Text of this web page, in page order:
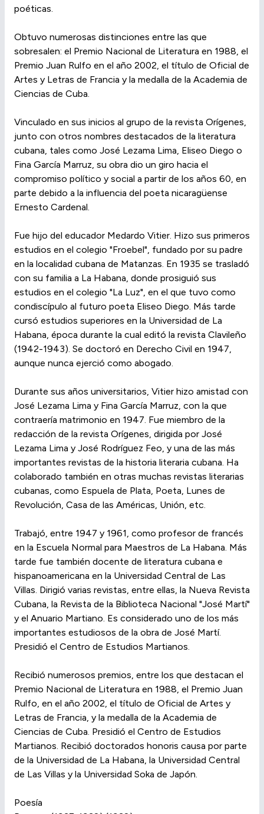
poéticas.
Obtuvo numerosas distinciones entre las que
sobresalen: el Premio Nacional de Literatura en 1988, el
Premio Juan Rulfo en el año 2002, el título de Oficial de
Artes y Letras de Francia y la medalla de la Academia de
Ciencias de Cuba.
Vinculado en sus inicios al grupo de la revista Orígenes,
junto con otros nombres destacados de la literatura
cubana, tales como José Lezama Lima, Eliseo Diego o
Fina García Marruz, su obra dio un giro hacia el
compromiso político y social a partir de los años 60, en
parte debido a la influencia del poeta nicaragüense
Ernesto Cardenal.
Fue hijo del educador Medardo Vitier. Hizo sus primeros
estudios en el colegio "Froebel", fundado por su padre
en la localidad cubana de Matanzas. En 1935 se trasladó
con su familia a La Habana, donde prosiguió sus
estudios en el colegio "La Luz", en el que tuvo como
condiscípulo al futuro poeta Eliseo Diego. Más tarde
cursó estudios superiores en la Universidad de La
Habana, época durante la cual editó la revista Clavileño
(1942-1943). Se doctoró en Derecho Civil en 1947,
aunque nunca ejerció como abogado.
Durante sus años universitarios, Vitier hizo amistad con
José Lezama Lima y Fina García Marruz, con la que
contraería matrimonio en 1947. Fue miembro de la
redacción de la revista Orígenes, dirigida por José
Lezama Lima y José Rodríguez Feo, y una de las más
importantes revistas de la historia literaria cubana. Ha
colaborado también en otras muchas revistas literarias
cubanas, como Espuela de Plata, Poeta, Lunes de
Revolución, Casa de las Américas, Unión, etc.
Trabajó, entre 1947 y 1961, como profesor de francés
en la Escuela Normal para Maestros de La Habana. Más
tarde fue también docente de literatura cubana e
hispanoamericana en la Universidad Central de Las
Villas. Dirigió varias revistas, entre ellas, la Nueva Revista
Cubana, la Revista de la Biblioteca Nacional "José Martí"
y el Anuario Martiano. Es considerado uno de los más
importantes estudiosos de la obra de José Martí.
Presidió el Centro de Estudios Martianos.
Recibió numerosos premios, entre los que destacan el
Premio Nacional de Literatura en 1988, el Premio Juan
Rulfo, en el año 2002, el título de Oficial de Artes y
Letras de Francia, y la medalla de la Academia de
Ciencias de Cuba. Presidió el Centro de Estudios
Martianos. Recibió doctorados honoris causa por parte
de la Universidad de La Habana, la Universidad Central
de Las Villas y la Universidad Soka de Japón.
Poesía